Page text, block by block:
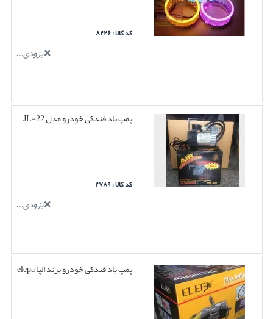
کد کالا : ۸۲۲۶
بزودی...
پمپ باد فندکی خودرو مدل JL-22
کد کالا : ۲۷۸۹
بزودی...
پمپ باد فندکی خودرو برند الپا elepa